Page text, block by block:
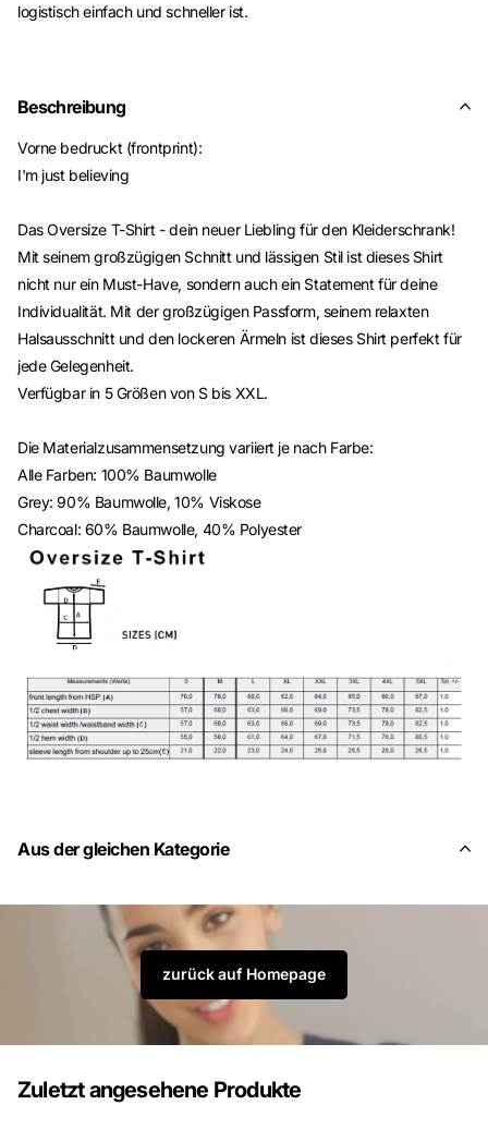
logistisch einfach und schneller ist.
Beschreibung
Vorne bedruckt (frontprint):
I'm just believing
Das Oversize T-Shirt - dein neuer Liebling für den Kleiderschrank!
Mit seinem großzügigen Schnitt und lässigen Stil ist dieses Shirt
nicht nur ein Must-Have, sondern auch ein Statement für deine
Individualität. Mit der großzügigen Passform, seinem relaxten
Halsausschnitt und den lockeren Ärmeln ist dieses Shirt perfekt für
jede Gelegenheit.
Verfügbar in 5 Größen von S bis XXL.
Die Materialzusammensetzung variiert je nach Farbe:
Alle Farben: 100% Baumwolle
Grey: 90% Baumwolle, 10% Viskose
Charcoal: 60% Baumwolle, 40% Polyester
Aus der gleichen Kategorie
zurück auf Homepage
Zuletzt angesehene Produkte